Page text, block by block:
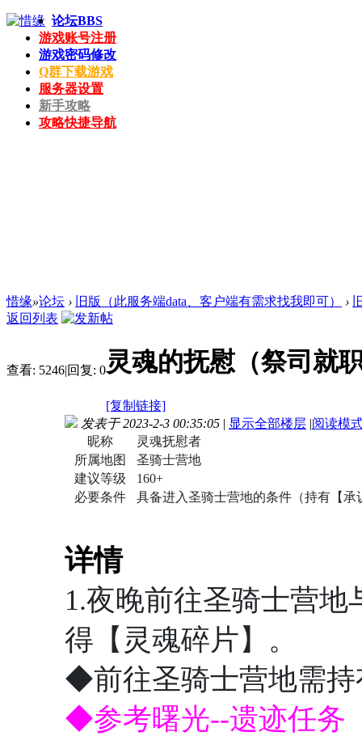
论坛BBS
游戏账号注册
游戏密码修改
Q群下载游戏
服务器设置
新手攻略
攻略快捷导航
惜缘»论坛 › 旧版（此服务端data、客户端有需求找我即可） ›
返回列表
查看: 5246|回复: 0灵魂的抚慰（祭司就
[复制链接]
发表于 2023-2-3 00:35:05 | 显示全部楼层 |阅读模
昵称
灵魂抚慰者
所属地图
圣骑士营地
建议等级
160+
必要条件
具备进入圣骑士营地的条件（持有【承
详情
1.夜晚前往圣骑士营地
得【灵魂碎片】。
◆前往圣骑士营地需持
◆参考曙光--遗迹任务